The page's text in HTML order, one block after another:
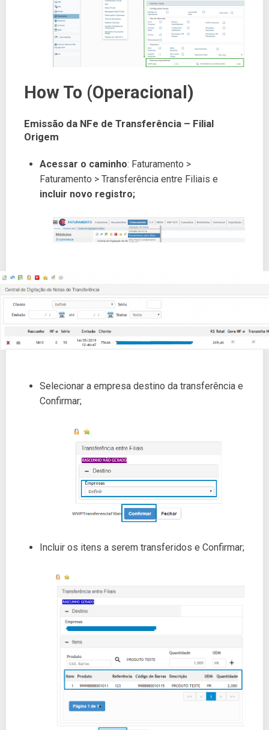
How To (Operacional)
Emissão da NFe de Transferência – Filial
Origem
Acessar o caminho: Faturamento >
Faturamento > Transferência entre Filiais e
incluir novo registro;
Selecionar a empresa destino da transferência e
Confirmar;
Incluir os itens a serem transferidos e Confirmar;